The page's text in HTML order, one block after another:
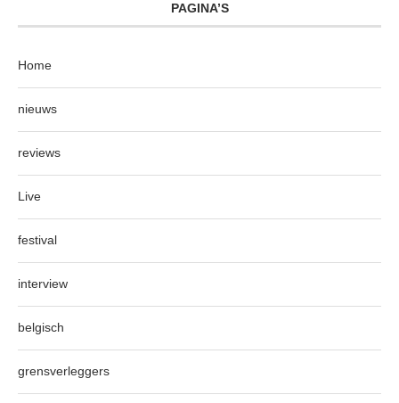
PAGINA’S
Home
nieuws
reviews
Live
festival
interview
belgisch
grensverleggers